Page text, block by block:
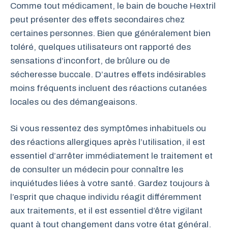
Comme tout médicament, le bain de bouche Hextril
peut présenter des effets secondaires chez
certaines personnes. Bien que généralement bien
toléré, quelques utilisateurs ont rapporté des
sensations d’inconfort, de brûlure ou de
sécheresse buccale. D’autres effets indésirables
moins fréquents incluent des réactions cutanées
locales ou des démangeaisons.
Si vous ressentez des symptômes inhabituels ou
des réactions allergiques après l’utilisation, il est
essentiel d’arrêter immédiatement le traitement et
de consulter un médecin pour connaître les
inquiétudes liées à votre santé. Gardez toujours à
l’esprit que chaque individu réagit différemment
aux traitements, et il est essentiel d’être vigilant
quant à tout changement dans votre état général.